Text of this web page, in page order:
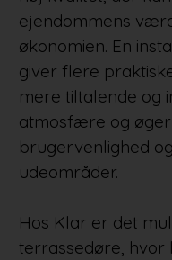
ejendommens
økonomien. En
giver flere
mere tiltalende og
atmosfære og
brugervenlighed
udeområder.
Hos Klar er det
terrassedøre, hvor